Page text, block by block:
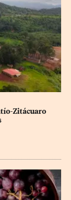
Zitácuaro